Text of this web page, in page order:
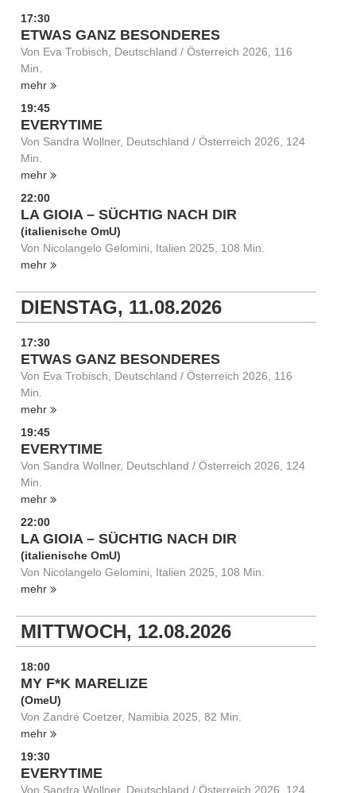
17:30
ETWAS GANZ BESONDERES
Von Eva Trobisch, Deutschland / Österreich 2026, 116
Min.
mehr
19:45
EVERYTIME
Von Sandra Wollner, Deutschland / Österreich 2026, 124
Min.
mehr
22:00
LA GIOIA – SÜCHTIG NACH DIR
(italienische OmU)
Von Nicolangelo Gelomini, Italien 2025, 108 Min.
mehr
DIENSTAG, 11.08.2026
17:30
ETWAS GANZ BESONDERES
Von Eva Trobisch, Deutschland / Österreich 2026, 116
Min.
mehr
19:45
EVERYTIME
Von Sandra Wollner, Deutschland / Österreich 2026, 124
Min.
mehr
22:00
LA GIOIA – SÜCHTIG NACH DIR
(italienische OmU)
Von Nicolangelo Gelomini, Italien 2025, 108 Min.
mehr
MITTWOCH, 12.08.2026
18:00
MY F*K MARELIZE
(OmeU)
Von Zandré Coetzer, Namibia 2025, 82 Min.
mehr
19:30
EVERYTIME
Von Sandra Wollner, Deutschland / Österreich 2026, 124